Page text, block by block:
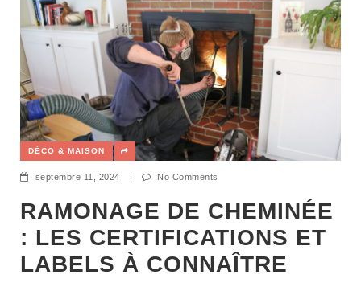
DÉCO & MAISON
septembre 11, 2024 | No Comments
RAMONAGE DE CHEMINÉE
: LES CERTIFICATIONS ET
LABELS À CONNAÎTRE